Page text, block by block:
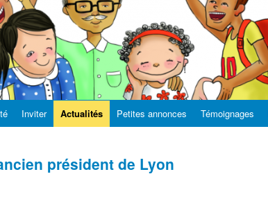
Inviter Actualités Petites annonces Témoignages
président de Lyon